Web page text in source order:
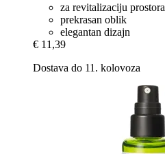
za revitalizaciju prostora
prekrasan oblik
elegantan dizajn
€ 11,39
Dostava do 11. kolovoza